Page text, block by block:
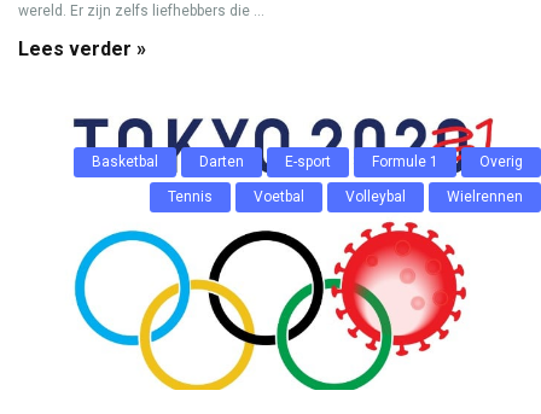
wereld. Er zijn zelfs liefhebbers die ...
Lees verder »
Basketbal Darten E-sport Formule 1 Overig
Tennis Voetbal Volleybal Wielrennen